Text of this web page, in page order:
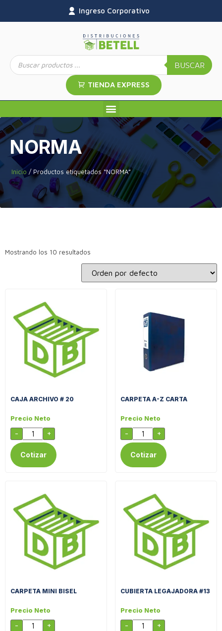
Ingreso Corporativo
BUSCAR
TIENDA EXPRESS
NORMA
Inicio / Productos etiquetados “NORMA”
Mostrando los 10 resultados
CAJA ARCHIVO # 20
Precio Neto
- +
Cotizar
CARPETA A-Z CARTA
Precio Neto
- +
Cotizar
CARPETA MINI BISEL
Precio Neto
- +
CUBIERTA LEGAJADORA #13
Precio Neto
- +